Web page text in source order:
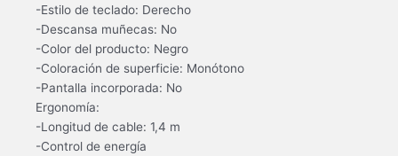
-Estilo de teclado: Derecho
-Descansa muñecas: No
-Color del producto: Negro
-Coloración de superficie: Monótono
-Pantalla incorporada: No
Ergonomía:
-Longitud de cable: 1,4 m
-Control de energía